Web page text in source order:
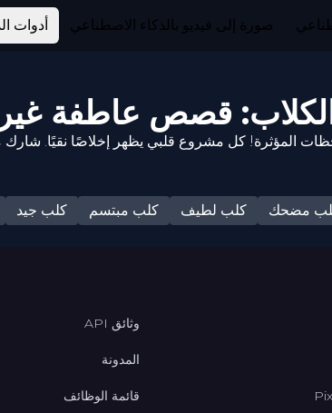
صورة إلى فيديو بالذكاء الاصطناعي أدوات
مضحك كلب لطيف كلب مبتسم كلب جيد
وثائق API
المدونة
قائمة الوظائف